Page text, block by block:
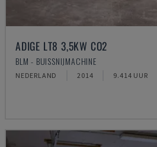
ADIGE LT8 3,5KW CO2
BLM - BUISSNIJMACHINE
NEDERLAND 2014 9.414 UUR